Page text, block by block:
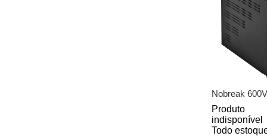
Nobreak
Produto
indisponível
Todo